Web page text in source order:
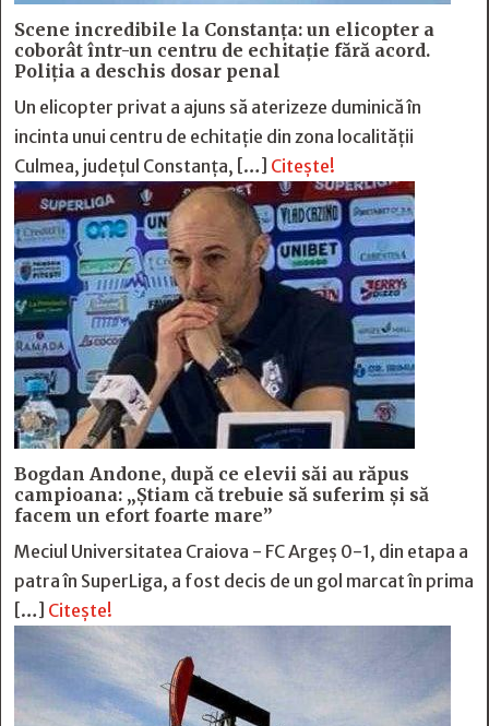
Scene incredibile la Constanța: un elicopter a
coborât într-un centru de echitație fără acord.
Poliția a deschis dosar penal
Un elicopter privat a ajuns să aterizeze duminică în
incinta unui centru de echitație din zona localității
Culmea, județul Constanța, […] Citește!
Bogdan Andone, după ce elevii săi au răpus
campioana: „Ştiam că trebuie să suferim şi să
facem un efort foarte mare”
Meciul Universitatea Craiova - FC Argeș 0-1, din etapa a
patra în SuperLiga, a fost decis de un gol marcat în prima
[…] Citește!